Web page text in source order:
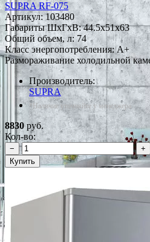
SUPRA RF-075
Артикул:103480
Габариты ШxГxВ: 44.5x51x63
Общий объем, л: 74
Класс энергопотребления: A+
Размораживание холодильной
Производитель:
SUPRA
*Наличие уточняйте у менеджера
8830 руб.
Кол-во:
−
+
Купить